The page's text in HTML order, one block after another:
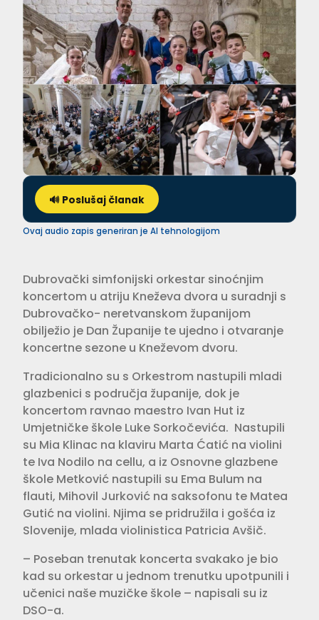
🔊 Poslušaj članak
Ovaj audio zapis generiran je AI tehnologijom
Dubrovački simfonijski orkestar sinoćnjim
koncertom u atriju Kneževa dvora u suradnji s
Dubrovačko- neretvanskom županijom
obilježio je Dan Županije te ujedno i otvaranje
koncertne sezone u Kneževom dvoru.
Tradicionalno su s Orkestrom nastupili mladi
glazbenici s područja županije, dok je
koncertom ravnao maestro Ivan Hut iz
Umjetničke škole Luke Sorkočevića. Nastupili
su Mia Klinac na klaviru Marta Ćatić na violini
te Iva Nodilo na cellu, a iz Osnovne glazbene
škole Metković nastupili su Ema Bulum na
flauti, Mihovil Jurković na saksofonu te Matea
Gutić na violini. Njima se pridružila i gošća iz
Slovenije, mlada violinistica Patricia Avšič.
– Poseban trenutak koncerta svakako je bio
kad su orkestar u jednom trenutku upotpunili i
učenici naše muzičke škole – napisali su iz
DSO-a.